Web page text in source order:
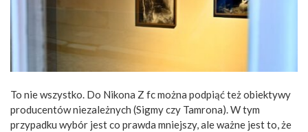
To nie wszystko. Do Nikona Z fc można podpiąć też obiektywy
producentów niezależnych (Sigmy czy Tamrona). W tym
przypadku wybór jest co prawda mniejszy, ale ważne jest to, że